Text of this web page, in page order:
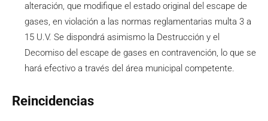
alteración, que modifique el estado original del escape de
gases, en violación a las normas reglamentarias multa 3 a
15 U.V. Se dispondrá asimismo la Destrucción y el
Decomiso del escape de gases en contravención, lo que se
hará efectivo a través del área municipal competente.
Reincidencias